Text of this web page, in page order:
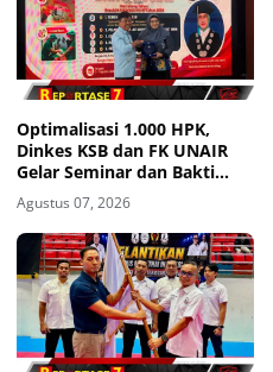
Optimalisasi 1.000 HPK,
Dinkes KSB dan FK UNAIR
Gelar Seminar dan Bakti
Sosial
Agustus 07, 2026